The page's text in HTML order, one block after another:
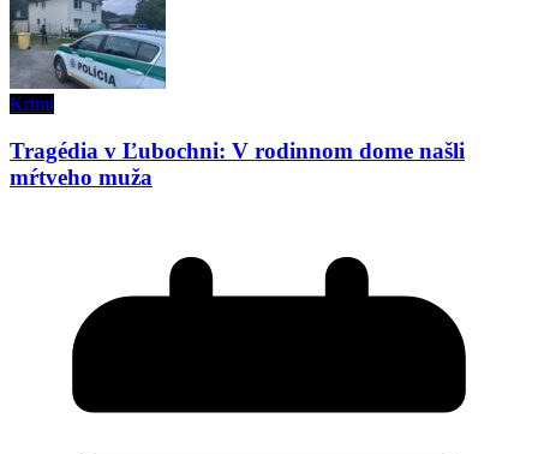
Krimi
Tragédia v Ľubochni: V rodinnom dome našli
mŕtveho muža